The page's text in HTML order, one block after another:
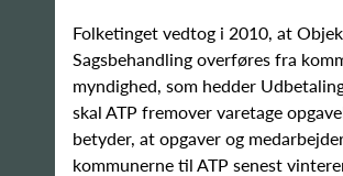
Folketinget vedtog i 2010, at
Sagsbehandling overføres fra
myndighed, som hedder
skal ATP fremover varetage
betyder, at opgaver og
kommunerne til ATP senest